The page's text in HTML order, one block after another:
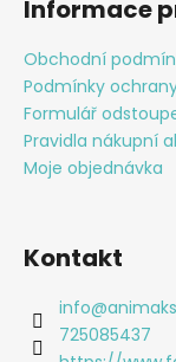
Informace
Obchodní
Podmínky
Formulář
Pravidla nákupní
Moje objednávka
Kontakt
info@
725085437